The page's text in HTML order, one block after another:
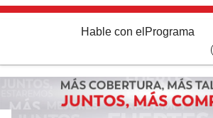
Hable con el Programa